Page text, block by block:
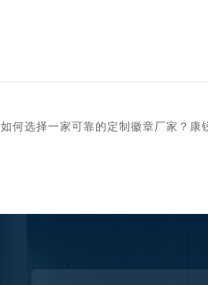
如何选择一家可靠的定制徽章厂家？康